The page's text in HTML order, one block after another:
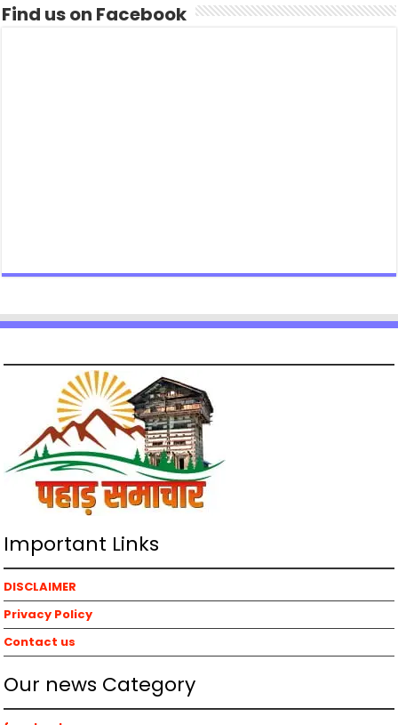
Find us on Facebook
Important Links
DISCLAIMER
Privacy Policy
Contact us
Our news Category